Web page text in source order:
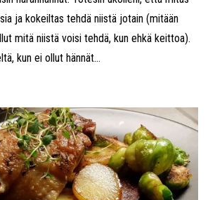
ja kokeiltas tehdä niistä jotain (mitään
mitä niistä voisi tehdä, kun ehkä keittoa).
kun ei ollut hännät...